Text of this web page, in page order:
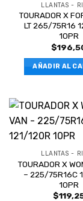
LLANTAS -
TOURADOR X
LT 265/75R16
10PR
$
AÑADIR AL
LLANTAS -
TOURADOR X
– 225/75R16C
10PR
$